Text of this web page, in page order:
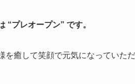
“プレオープン” です。
を癒して笑顔で元気になっていた